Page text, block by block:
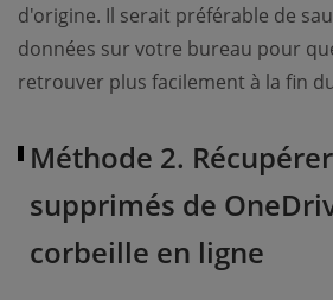
d'origine. Il serait préférable de
données sur votre bureau pour
retrouver plus facilement à la fin
Méthode 2.
supprimés de
corbeille en ligne